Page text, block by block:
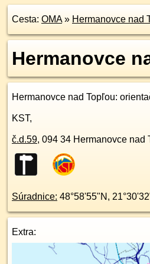
Cesta: OMA» Hermanovce nad
Hermanovce
Hermanovce nad Topľou:
KST,
č.d.59, 094 34 Hermanovce nad
Súradnice: 48°58'55"N ,
Extra: